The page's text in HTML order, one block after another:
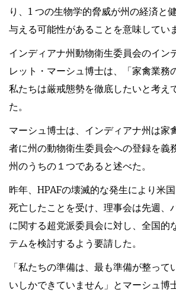
り、1 つの生物学的脅威が州の経済と
与える可能性があることを意味してい
インディアナ州動物衛生委員会のイン
レット・マーシュ博士は、「家禽業務
私たちは厳戒態勢を徹底したいと考え
た。
マーシュ博士は、インディアナ州は家
者に州の動物衛生委員会への登録を義
州のうちの１つであると述べた。
昨年、HPAFの壊滅的な発生により米
死亡したことを受け、理事会は先週、
に関する超党派委員会に対し、全国的
テムを検討するよう要請した。
「私たちの準備は、最も準備が整って
いしかできていません」とマーシュ博